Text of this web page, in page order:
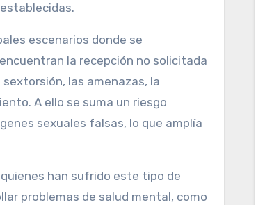
escenarios donde se
la recepción no solicitada
las amenazas, la
A ello se suma un riesgo
sexuales falsas, lo que amplía
han sufrido este tipo de
problemas de salud mental, como